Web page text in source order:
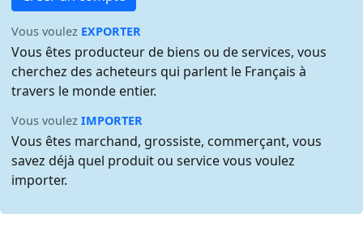
Vous voulez EXPORTER
Vous êtes producteur de biens ou de services, vous
cherchez des acheteurs qui parlent le Français à
travers le monde entier.
Vous voulezIMPORTER
Vous êtes marchand, grossiste, commerçant, vous
savez déjà quel produit ou service vous voulez
importer.